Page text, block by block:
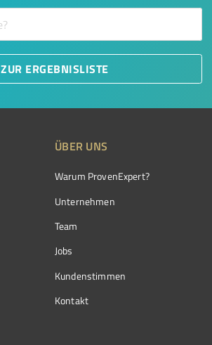
ZUR ERGEBNISLISTE
ÜBER UNS
Warum ProvenExpert?
Unternehmen
Team
Jobs
Kundenstimmen
Kontakt